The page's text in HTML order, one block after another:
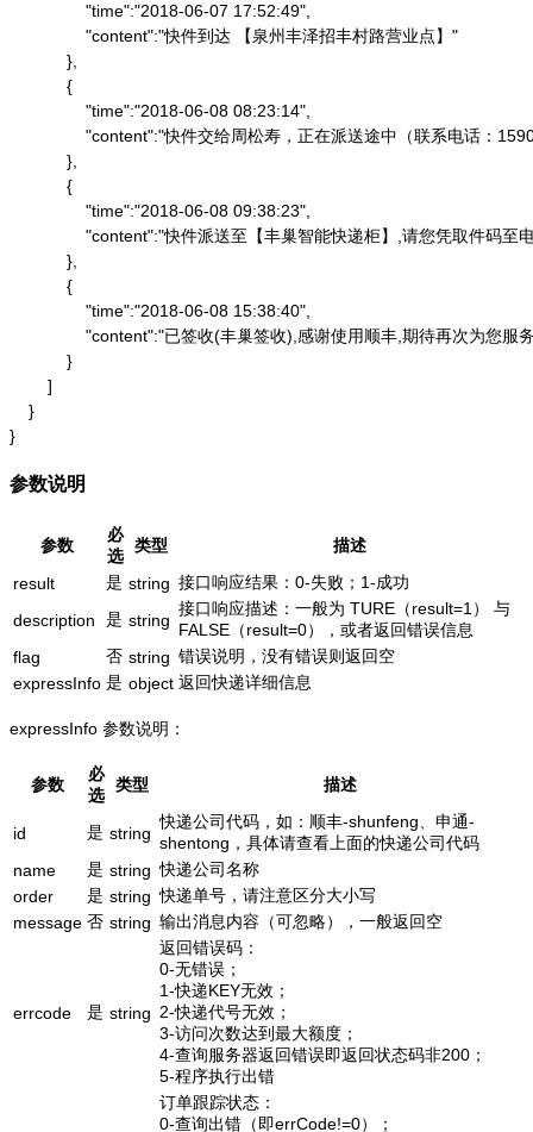
                "time":"2018-06-07 17:52:49",
                "content":"快件到达 【泉州丰泽招丰村路营业点】"
            },
            {
                "time":"2018-06-08 08:23:14",
"content":"快件交给周松寿，正在派送途中（联系电话：
            },
            {
                "time":"2018-06-08 09:38:23",
"content":"快件派送至【丰巢智能快递柜】,请您凭取件
            },
            {
                "time":"2018-06-08 15:38:40",
"content":"已签收(丰巢签收),感谢使用顺丰,期待再次为您服
            }
        ]
    }
}
参数说明
参数
必
选
类型
描述
result
是 string 接口响应结果：0-失败；1-成功
description
是 string
接口响应描述：一般为 TURE（result=1） 与
FALSE（result=0），或者返回错误信息
flag
否 string 错误说明，没有错误则返回空
expressInfo 是 object 返回快递详细信息
expressInfo 参数说明：
参数
必
选
类型 描述
id 是 string
快递公司代码，如：顺丰-shunfeng、申通-
shentong，具体请查看上面的快递公司代码
name
是 string 快递公司名称
order
是 string 快递单号，请注意区分大小写
message 否 string 输出消息内容（可忽略），一般返回空
errcode 是 string
返回错误码：
0-无错误；
1-快递KEY无效；
2-快递代号无效；
3-访问次数达到最大额度；
4-查询服务器返回错误即返回状态码非200；
5-程序执行出错
订单跟踪状态：
0-查询出错（即errCode!=0）；